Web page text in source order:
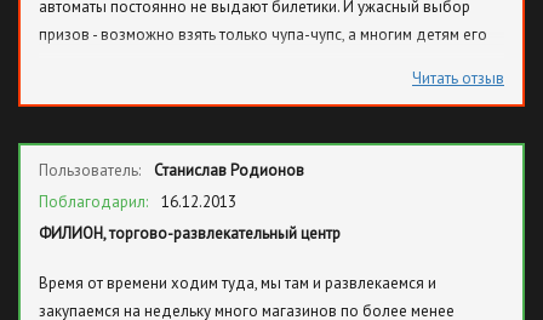
автоматы постоянно не выдают билетики. И ужасный выбор
призов - возможно взять только чупа-чупс, а многим детям его
Читать отзыв
Пользователь:
Станислав Родионов
Поблагодарил:
16.12.2013
ФИЛИОН, торгово-развлекательный центр
Время от времени ходим туда, мы там и развлекаемся и
закупаемся на недельку много магазинов по более менее